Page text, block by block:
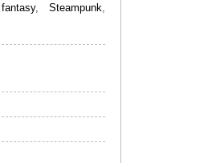
, Steampunk,